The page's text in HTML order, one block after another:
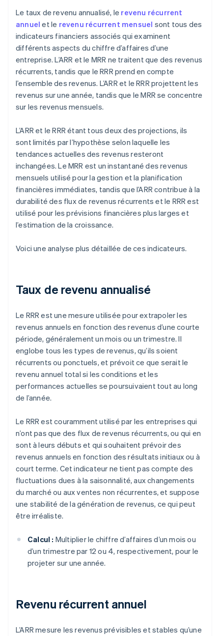
Le taux de revenu annualisé, le revenu récurrent
annuel et le revenu récurrent mensuel sont tous des
indicateurs financiers associés qui examinent
différents aspects du chiffre d’affaires d’une
entreprise. L’ARR et le MRR ne traitent que des revenus
récurrents, tandis que le RRR prend en compte
l’ensemble des revenus. L’ARR et le RRR projettent les
revenus sur une année, tandis que le MRR se concentre
sur les revenus mensuels.
L’ARR et le RRR étant tous deux des projections, ils
sont limités par l’hypothèse selon laquelle les
tendances actuelles des revenus resteront
inchangées. Le MRR est un instantané des revenus
mensuels utilisé pour la gestion et la planification
financières immédiates, tandis que l’ARR contribue à la
durabilité des flux de revenus récurrents et le RRR est
utilisé pour les prévisions financières plus larges et
l’estimation de la croissance.
Voici une analyse plus détaillée de ces indicateurs.
Taux de revenu annualisé
Le RRR est une mesure utilisée pour extrapoler les
revenus annuels en fonction des revenus d’une courte
période, généralement un mois ou un trimestre. Il
englobe tous les types de revenus, qu’ils soient
récurrents ou ponctuels, et prévoit ce que serait le
revenu annuel total si les conditions et les
performances actuelles se poursuivaient tout au long
de l’année.
Le RRR est couramment utilisé par les entreprises qui
n’ont pas que des flux de revenus récurrents, ou qui en
sont à leurs débuts et qui souhaitent prévoir des
revenus annuels en fonction des résultats initiaux ou à
court terme. Cet indicateur ne tient pas compte des
fluctuations dues à la saisonnalité, aux changements
du marché ou aux ventes non récurrentes, et suppose
une stabilité de la génération de revenus, ce qui peut
être irréaliste.
Calcul : Multiplier le chiffre d’affaires d’un mois ou
d’un trimestre par 12 ou 4, respectivement, pour le
projeter sur une année.
Revenu récurrent annuel
L’ARR mesure les revenus prévisibles et stables qu’une